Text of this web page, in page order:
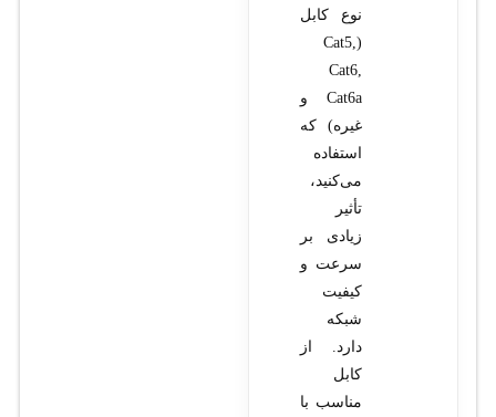
نوع کابل
(Cat5,
Cat6,
Cat6a و
غیره) که
استفاده
می‌کنید،
تأثیر
زیادی بر
سرعت و
کیفیت
شبکه
دارد. از
کابل
مناسب با